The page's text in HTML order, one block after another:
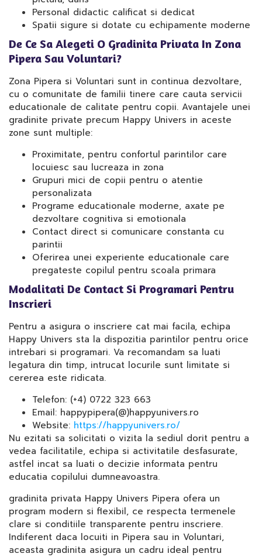
Personal didactic calificat si dedicat
Spatii sigure si dotate cu echipamente moderne
De Ce Sa Alegeti O Gradinita Privata In Zona
Pipera Sau Voluntari?
Zona Pipera si Voluntari sunt in continua dezvoltare,
cu o comunitate de familii tinere care cauta servicii
educationale de calitate pentru copii. Avantajele unei
gradinite private precum Happy Univers in aceste
zone sunt multiple:
Proximitate, pentru confortul parintilor care
locuiesc sau lucreaza in zona
Grupuri mici de copii pentru o atentie
personalizata
Programe educationale moderne, axate pe
dezvoltare cognitiva si emotionala
Contact direct si comunicare constanta cu
parintii
Oferirea unei experiente educationale care
pregateste copilul pentru scoala primara
Modalitati De Contact Si Programari Pentru
Inscrieri
Pentru a asigura o inscriere cat mai facila, echipa
Happy Univers sta la dispozitia parintilor pentru orice
intrebari si programari. Va recomandam sa luati
legatura din timp, intrucat locurile sunt limitate si
cererea este ridicata.
Telefon: (+4) 0722 323 663
Email: happypipera(@)happyunivers.ro
Website: https://happyunivers.ro/
Nu ezitati sa solicitati o vizita la sediul dorit pentru a
vedea facilitatile, echipa si activitatile desfasurate,
astfel incat sa luati o decizie informata pentru
educatia copilului dumneavoastra.
gradinita privata Happy Univers Pipera ofera un
program modern si flexibil, ce respecta termenele
clare si conditiile transparente pentru inscriere.
Indiferent daca locuiti in Pipera sau in Voluntari,
aceasta gradinita asigura un cadru ideal pentru